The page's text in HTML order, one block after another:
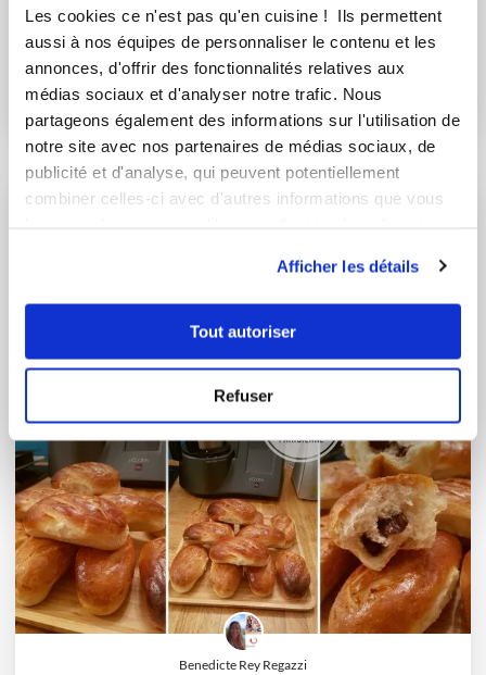
Les cookies ce n'est pas qu'en cuisine ! Ils permettent
aussi à nos équipes de personnaliser le contenu et les
annonces, d'offrir des fonctionnalités relatives aux
médias sociaux et d'analyser notre trafic. Nous
partageons également des informations sur l'utilisation de
notre site avec nos partenaires de médias sociaux, de
publicité et d'analyse, qui peuvent potentiellement
combiner celles-ci avec d'autres informations que vous
Afficher les détails
Tout autoriser
Refuser
Pains au lait
Très bon
20min 2 161
I-COOK'IN
Benedicte Rey Regazzi